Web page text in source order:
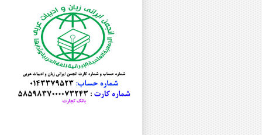
دکتر رقیه رستم پور
دکتر امیرحسین رسول نیا
دکتر حجت رسولی
دکتر ابوالفضل رضایی
دکتر رمضان رضایی
دکتر غلامعباس رضایی
دکتر یدالله رفیعی
دکتر کبری روشنفکر
دکتر عیسی زارع درنیانی
دکتر سید ابوالفضل سجادی